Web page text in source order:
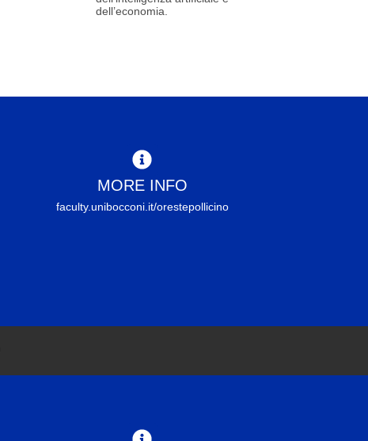
dell’economia.
MORE INFO
faculty.unibocconi.it/orestepollicino